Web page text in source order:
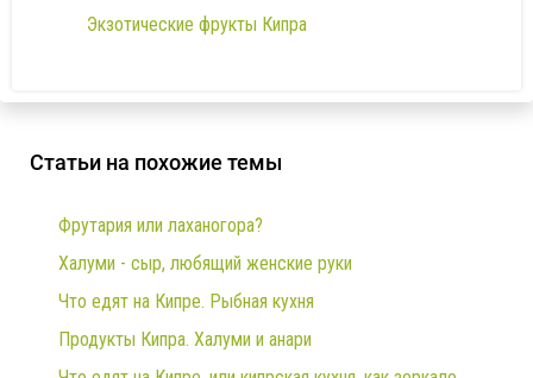
Экзотические фрукты Кипра
Статьи на похожие темы
Фрутария или лаханогора?
Халуми - сыр, любящий женские руки
Что едят на Кипре. Рыбная кухня
Продукты Кипра. Халуми и анари